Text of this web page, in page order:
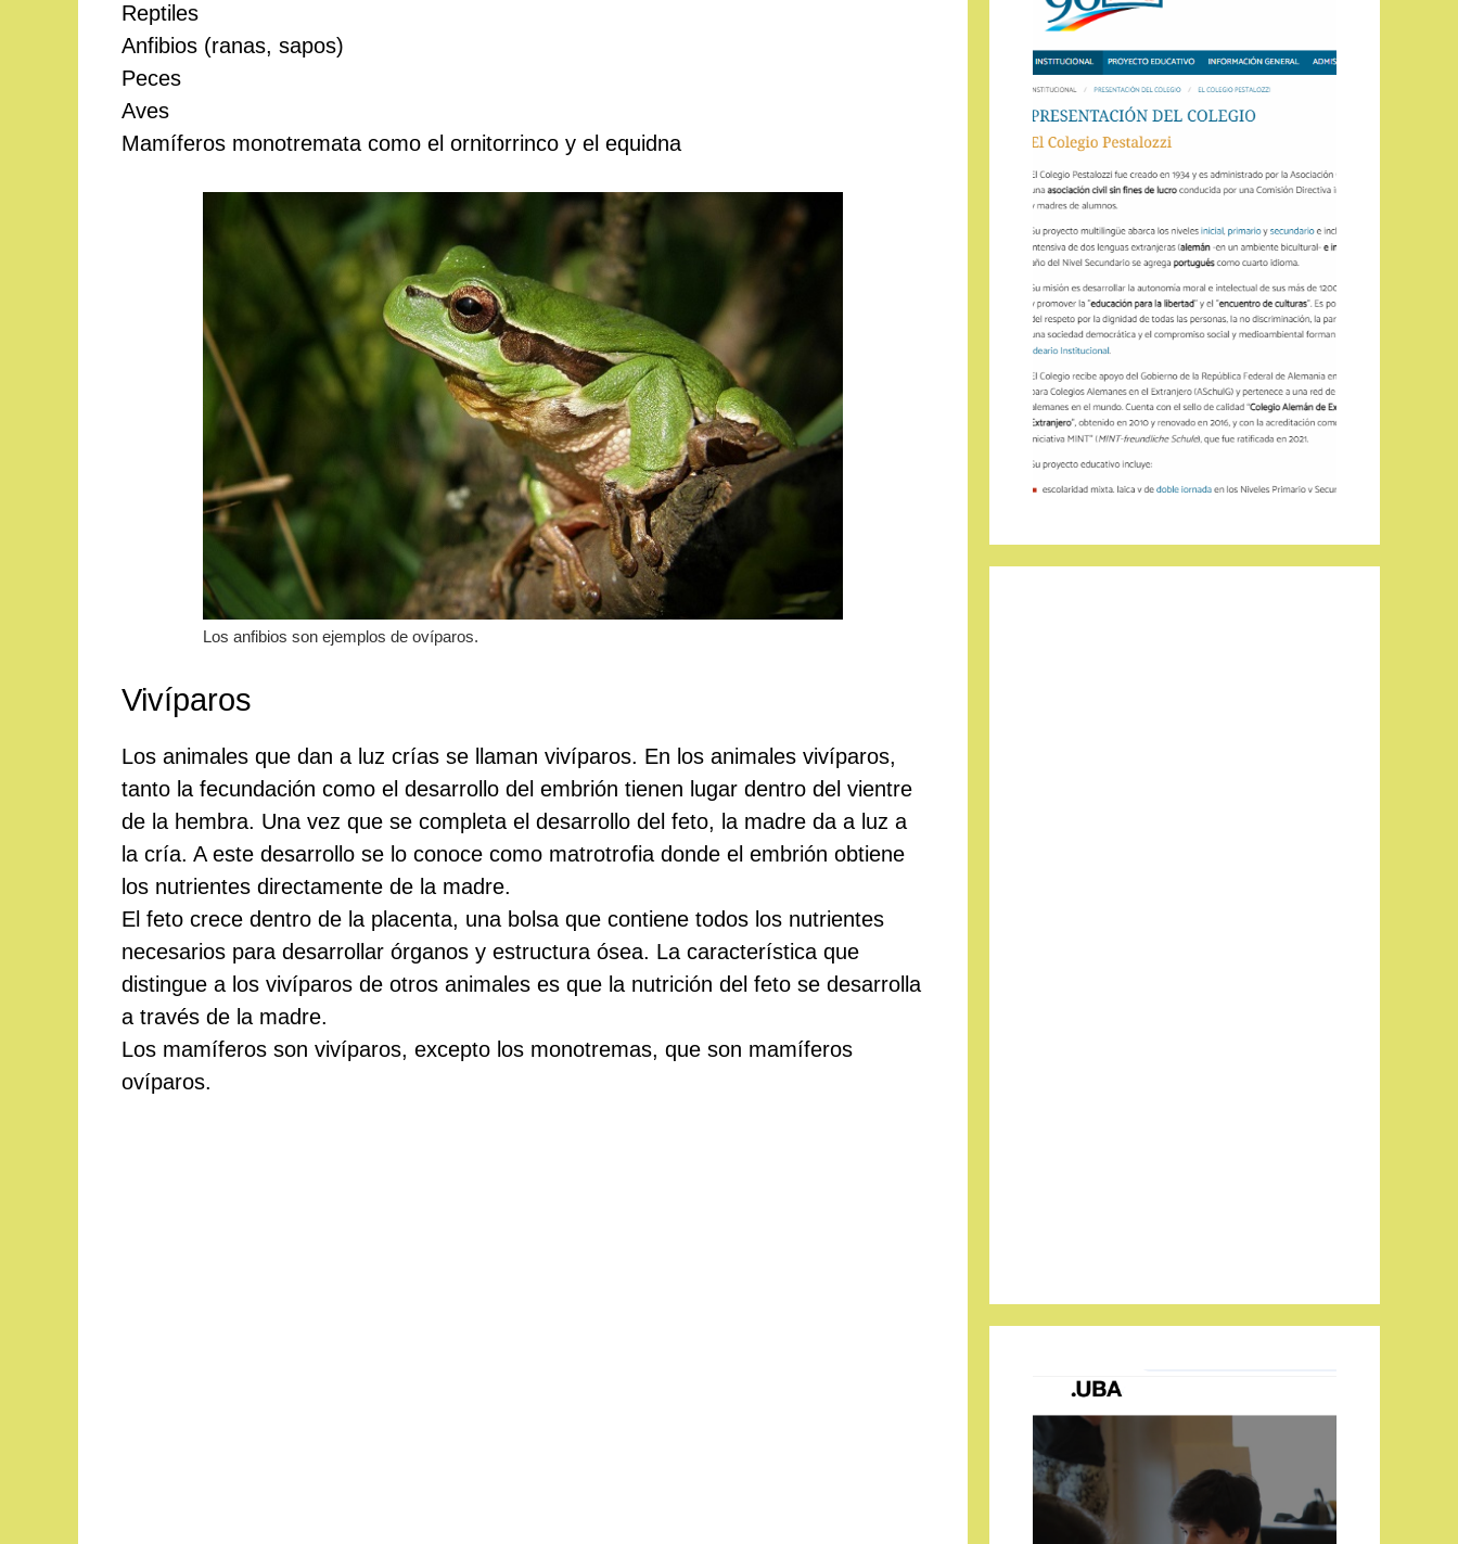
Reptiles
Anfibios (ranas, sapos)
Peces
Aves
Mamíferos monotremata como el ornitorrinco y el equidna
Los anfibios son ejemplos de ovíparos.
Vivíparos
Los animales que dan a luz crías se llaman vivíparos. En los animales vivíparos,
tanto la fecundación como el desarrollo del embrión tienen lugar dentro del vientre
de la hembra. Una vez que se completa el desarrollo del feto, la madre da a luz a
la cría. A este desarrollo se lo conoce como matrotrofia donde el embrión obtiene
los nutrientes directamente de la madre.
El feto crece dentro de la placenta, una bolsa que contiene todos los nutrientes
necesarios para desarrollar órganos y estructura ósea. La característica que
distingue a los vivíparos de otros animales es que la nutrición del feto se desarrolla
a través de la madre.
Los mamíferos son vivíparos, excepto los monotremas, que son mamíferos
ovíparos.